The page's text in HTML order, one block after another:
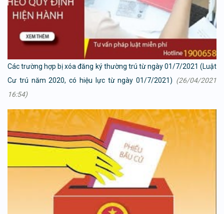
Các trường hợp bị xóa đăng ký thường trú từ ngày 01/7/2021 (Luật
Cư trú năm 2020, có hiệu lực từ ngày 01/7/2021) (26/04/2021
16:54)